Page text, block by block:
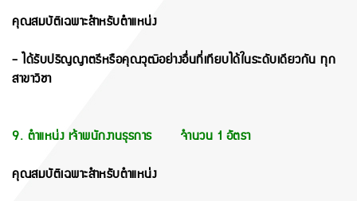
คุณสมบัติเฉพาะสำหรับตำแหน่ง
- ได้รับปริญญาตรีหรือคุณวุฒิอย่างอื่นที่เทียบได้ในระดับเดียวกัน ทุก
สาขาวิชา
9. ตำแหน่ง เจ้าพนักงานธุรการ จำนวน 1 อัตรา
คุณสมบัติเฉพาะสำหรับตำแหน่ง